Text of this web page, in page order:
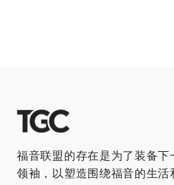
福音联盟的存在是为了装备
领袖，以塑造围绕福音的生活